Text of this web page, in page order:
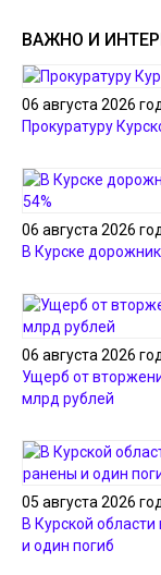
ВАЖНО И
06 августа 2026
Прокуратуру
06 августа 2026
В Курске
06 августа 2026
Ущерб от
млрд рублей
05 августа 2026
В Курской
и один погиб